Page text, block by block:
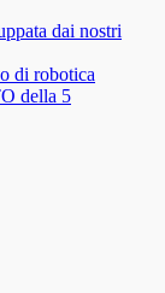
dai nostri
di robotica
della 5